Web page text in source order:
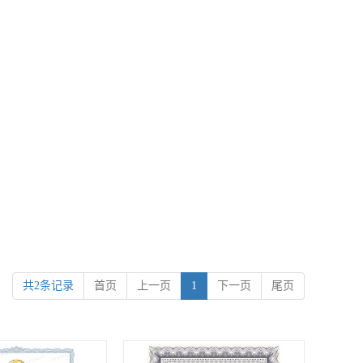
共2条记录 首页 上一页 1 下一页 尾页